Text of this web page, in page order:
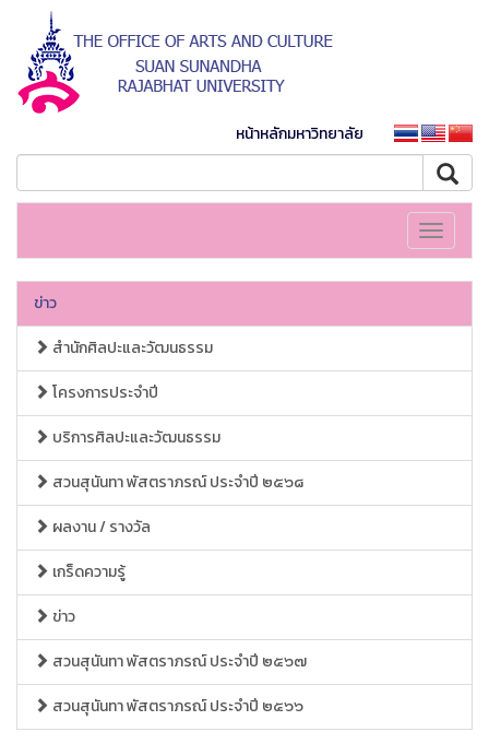
หน้าหลักมหาวิทยาลัย
Toggle
ข่าว
สำนักศิลปะและวัฒนธรรม
โครงการประจำปี
บริการศิลปะและวัฒนธรรม
สวนสุนันทา พัสตราภรณ์ ประจำปี ๒๕๖๘
ผลงาน / รางวัล
เกร็ดความรู้
ข่าว
สวนสุนันทา พัสตราภรณ์ ประจำปี ๒๕๖๗
สวนสุนันทา พัสตราภรณ์ ประจำปี ๒๕๖๖